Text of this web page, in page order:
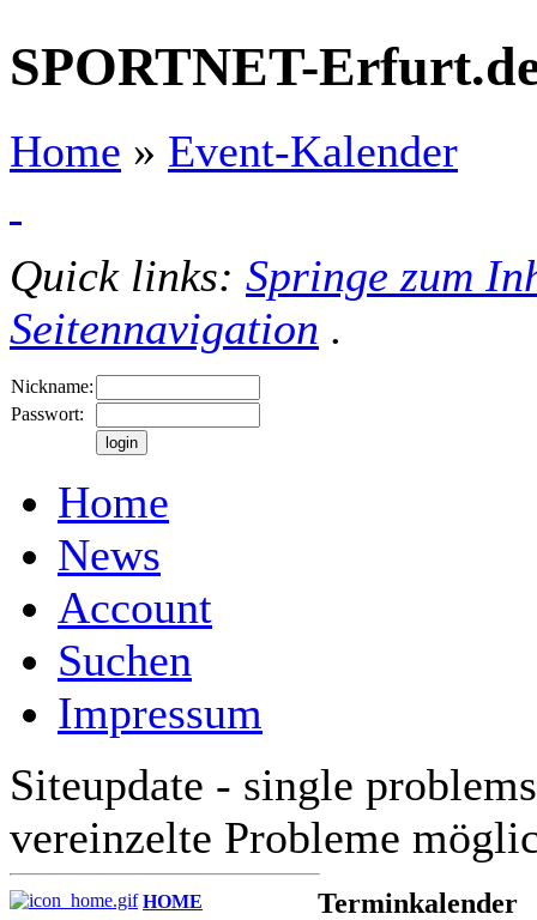
SPORTNET-
Home » Event-Kalender
Quick links: Springe zum
Seitennavigation .
Nickname:
Passwort:
Home
News
Account
Suchen
Impressum
Siteupdate - single
vereinzelte Probleme
HOME Terminkalender